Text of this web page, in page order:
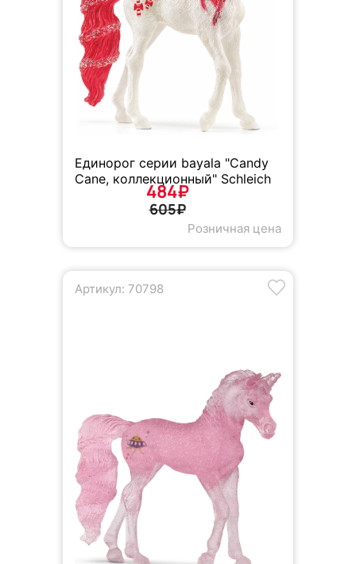
Единорог серии bayala "Candy
Cane, коллекционный" Schleich
484₽
605₽
Розничная цена
Артикул: 70798